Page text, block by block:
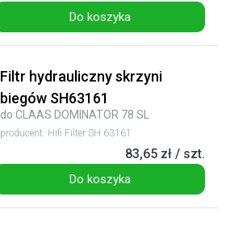
Do koszyka
Filtr hydrauliczny skrzyni
biegów SH63161
do CLAAS DOMINATOR 78 SL
producent: Hifi Filter SH 63161
83,65 zł / szt.
Do koszyka